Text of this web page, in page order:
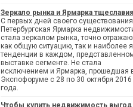
Зеркало рынка и Ярмарка тщеславия
С первых дней своего существования
Петербургская Ярмарка
стала зеркалом рынка, точно
как общую ситуацию, так и наиболее
тенденции в каждом,
выставке сегменте. Не стала
исключением и Ярмарка, прошедшая
Экспофоруме с 28 по 30 октября 2016
года.
Чтобы купить недвижимость